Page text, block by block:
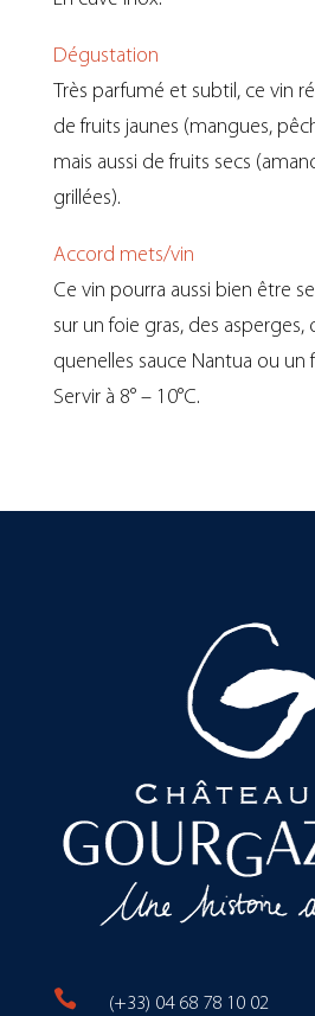
Dégustation
Très parfumé et subtil, ce vin
de fruits jaunes (mangues,
mais aussi de fruits secs
grillées).
Accord mets/vin
Ce vin pourra aussi bien être
sur un foie gras, des asperges,
quenelles sauce Nantua ou un
Servir à 8° – 10°C.
 (+33) 04 68 78 10 02